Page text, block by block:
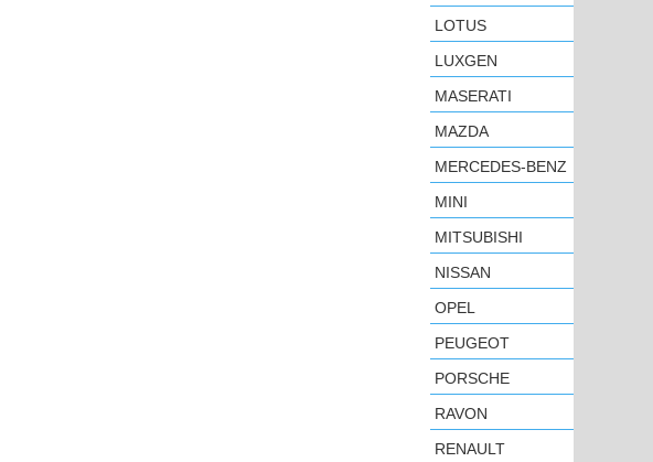
LOTUS
LUXGEN
MASERATI
MAZDA
MERCEDES-BENZ
MINI
MITSUBISHI
NISSAN
OPEL
PEUGEOT
PORSCHE
RAVON
RENAULT